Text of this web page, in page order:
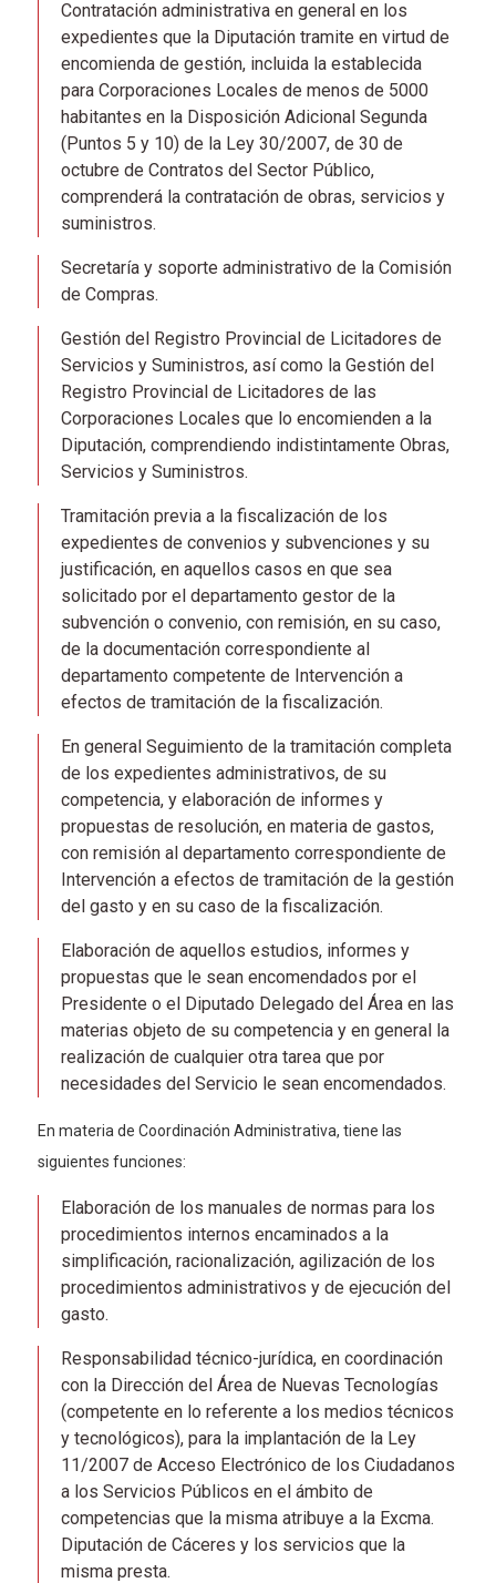
Contratación administrativa en general en los
expedientes que la Diputación tramite en virtud de
encomienda de gestión, incluida la establecida
para Corporaciones Locales de menos de 5000
habitantes en la Disposición Adicional Segunda
(Puntos 5 y 10) de la Ley 30/2007, de 30 de
octubre de Contratos del Sector Público,
comprenderá la contratación de obras, servicios y
suministros.
Secretaría y soporte administrativo de la Comisión
de Compras.
Gestión del Registro Provincial de Licitadores de
Servicios y Suministros, así como la Gestión del
Registro Provincial de Licitadores de las
Corporaciones Locales que lo encomienden a la
Diputación, comprendiendo indistintamente Obras,
Servicios y Suministros.
Tramitación previa a la fiscalización de los
expedientes de convenios y subvenciones y su
justificación, en aquellos casos en que sea
solicitado por el departamento gestor de la
subvención o convenio, con remisión, en su caso,
de la documentación correspondiente al
departamento competente de Intervención a
efectos de tramitación de la fiscalización.
En general Seguimiento de la tramitación completa
de los expedientes administrativos, de su
competencia, y elaboración de informes y
propuestas de resolución, en materia de gastos,
con remisión al departamento correspondiente de
Intervención a efectos de tramitación de la gestión
del gasto y en su caso de la fiscalización.
Elaboración de aquellos estudios, informes y
propuestas que le sean encomendados por el
Presidente o el Diputado Delegado del Área en las
materias objeto de su competencia y en general la
realización de cualquier otra tarea que por
necesidades del Servicio le sean encomendados.
En materia de Coordinación Administrativa, tiene las
siguientes funciones:
Elaboración de los manuales de normas para los
procedimientos internos encaminados a la
simplificación, racionalización, agilización de los
procedimientos administrativos y de ejecución del
gasto.
Responsabilidad técnico-jurídica, en coordinación
con la Dirección del Área de Nuevas Tecnologías
(competente en lo referente a los medios técnicos
y tecnológicos), para la implantación de la Ley
11/2007 de Acceso Electrónico de los Ciudadanos
a los Servicios Públicos en el ámbito de
competencias que la misma atribuye a la Excma.
Diputación de Cáceres y los servicios que la
misma presta.